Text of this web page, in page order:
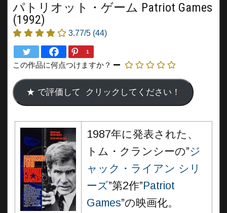
パトリオット・ゲーム Patriot Games
(1992)
3.77/5 (44)
1
この作品に何点つけますか？
1987年に発表された、
トム・クランシーの”ジ
ャック・ライアン シリ
ーズ”第2作”Patriot
Games”の映画化。